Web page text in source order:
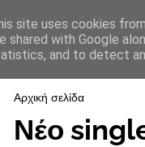
Αρχική σελίδα
Νέο
site uses cookies
shared with Google
and to detect